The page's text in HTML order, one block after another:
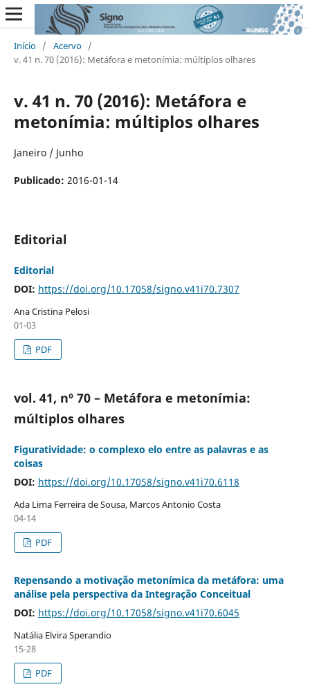
Início / Acervo /
v. 41 n. 70 (2016): Metáfora e metonímia: múltiplos olhares
v. 41 n. 70 (2016): Metáfora e
metonímia: múltiplos olhares
Janeiro / Junho
Publicado: 2016-01-14
Editorial
Editorial
DOI: https://doi.org/10.17058/signo.v41i70.7307
Ana Cristina Pelosi
01-03
PDF
vol. 41, nº 70 – Metáfora e metonímia:
múltiplos olhares
Figuratividade: o complexo elo entre as palavras e as
coisas
DOI: https://doi.org/10.17058/signo.v41i70.6118
Ada Lima Ferreira de Sousa, Marcos Antonio Costa
04-14
PDF
Repensando a motivação metonímica da metáfora: uma
análise pela perspectiva da Integração Conceitual
DOI: https://doi.org/10.17058/signo.v41i70.6045
Natália Elvira Sperandio
15-28
PDF